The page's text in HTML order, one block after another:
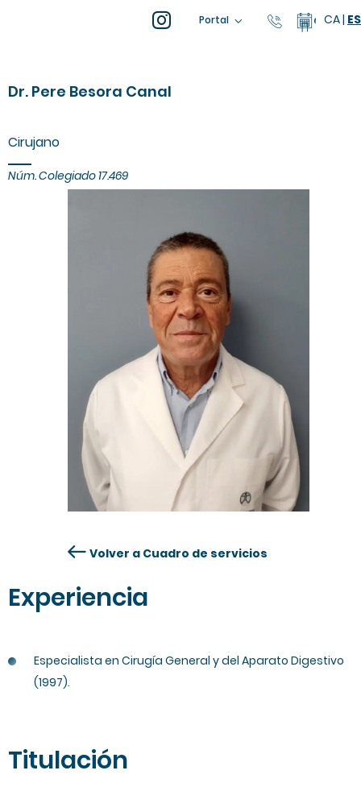
Portal 93 805 04
CA| ES
Dr. Pere Besora Canal
Cirujano
Núm. Colegiado 17.469
Experiencia
Especialista en Cirugía General y del Aparato Digestivo
(1997).
Titulación
Volver a Cuadro de servicios